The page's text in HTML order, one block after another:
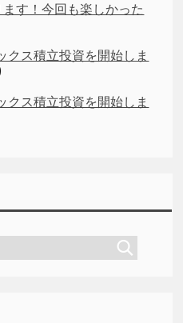
す！今回も楽しかった
クス積立投資を開始しま
クス積立投資を開始しま